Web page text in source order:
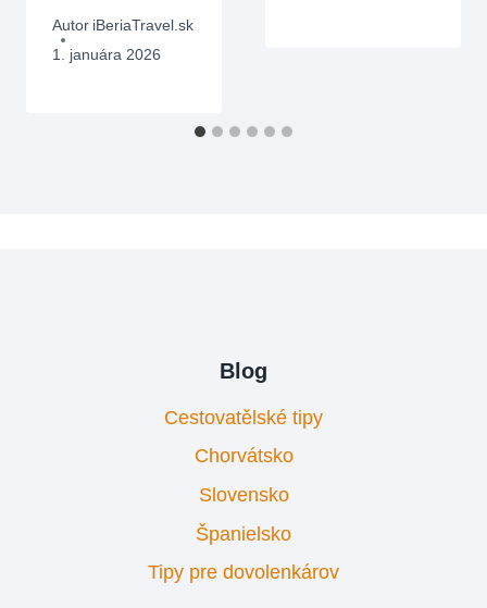
Autor iBeriaTravel.sk
1. januára 2026
Blog
Cestovatělské tipy
Chorvátsko
Slovensko
Španielsko
Tipy pre dovolenkárov